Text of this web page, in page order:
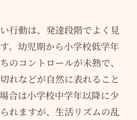
行動は、発達段階でよく見
。幼児期から小学校低学年
のコントロールが未熟で、
れなどが自然に表れること
合は小学校中学年以降に少
れますが、生活リズムの乱